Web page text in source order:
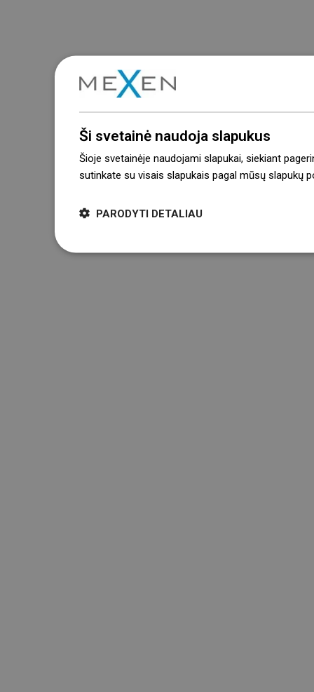
Ši svetainė naudoja slapukus
Šioje svetainėje naudojami slapukai, siekiant
sutinkate su visais slapukais pagal mūsų slapukų
PARODYTI DETALIAU